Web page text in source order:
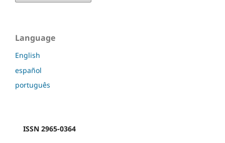
Language
English
español
português
ISSN 2965-0364